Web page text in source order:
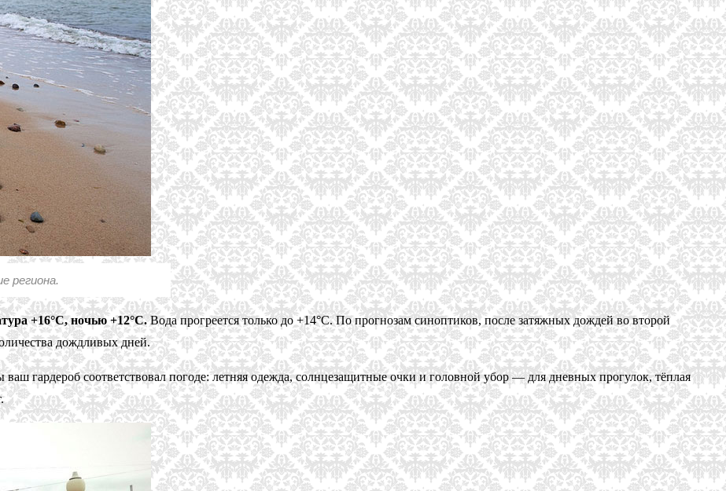
региона.
+16°C, ночью +12°C.Вода прогреется только до +14°C. По прогнозам синоптиков, после затяжных дождей во второй
дождливых дней.
гардероб соответствовал погоде: летняя одежда, солнцезащитные очки и головной убор — для дневных прогулок, тёплая